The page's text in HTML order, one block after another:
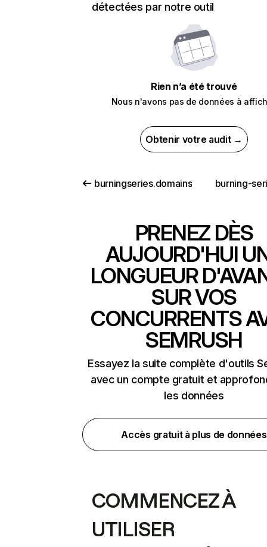
détectées par notre outil
Rien n’a été trouvé
Nous n'avons pas de données à
Obtenir votre audit →
burningseries.domains burning-
PRENEZ DÈS
AUJOURD'HUI
LONGUEUR
SUR VOS
CONCURRENTS
SEMRUSH
Essayez la suite complète d'outils
avec un compte gratuit et
les données
Accès gratuit à plus de données
COMMENCEZ À
UTILISER